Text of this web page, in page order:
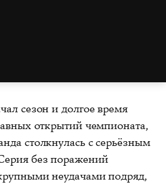
сезон и долгое время
открытий чемпионата,
столкнулась с серьёзным
без поражений
неудачами подряд,